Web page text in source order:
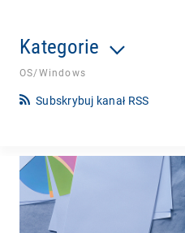
Kategorie
OS/Windows
Subskrybuj kanał RSS